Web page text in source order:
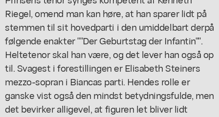
Riegel, omend man kan høre, at han sparer lidt på
stemmen til sit hovedparti i den umiddelbart derpå
følgende enakter ""Der Geburtstag der Infantin"".
Heltetenor skal han være, og det lever han også op
til. Svagest i forestillingen er Elisabeth Steiners
mezzo-sopran i Biancas parti. Hendes rolle er
ganske vist også den mindst betydningsfulde, men
det bevirker alligevel, at figuren let bliver lidt